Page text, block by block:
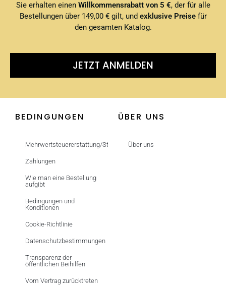
Sie erhalten einenWillkommensrabatt von 5 €, der für alle
Bestellungen über 149,00 € gilt, und exklusive Preisefür
den gesamten Katalog.
JETZT ANMELDEN
BEDINGUNGEN
Mehrwertsteuererstattung/Steuerfrei
Zahlungen
Wie man eine Bestellung
aufgibt
Bedingungen und
Konditionen
Cookie-Richtlinie
Datenschutzbestimmungen
Transparenz der
öffentlichen Beihilfen
Vom Vertrag zurücktreten
ÜBER UNS
Über uns